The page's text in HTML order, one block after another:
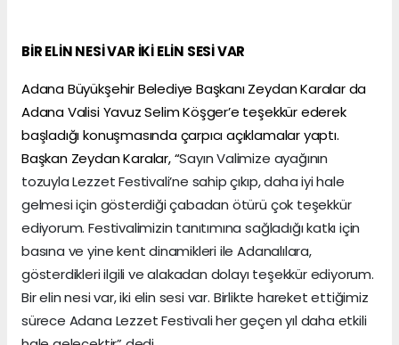
BİR ELİN NESİ VAR İKİ ELİN SESİ VAR
Adana Büyükşehir Belediye Başkanı Zeydan Karalar da
Adana Valisi Yavuz Selim Köşger’e teşekkür ederek
başladığı konuşmasında çarpıcı açıklamalar yaptı.
Başkan Zeydan Karalar, “Sayın Valimize ayağının
tozuyla Lezzet Festivali’ne sahip çıkıp, daha iyi hale
gelmesi için gösterdiği çabadan ötürü çok teşekkür
ediyorum. Festivalimizin tanıtımına sağladığı katkı için
basına ve yine kent dinamikleri ile Adanalılara,
gösterdikleri ilgili ve alakadan dolayı teşekkür ediyorum.
Bir elin nesi var, iki elin sesi var. Birlikte hareket ettiğimiz
sürece Adana Lezzet Festivali her geçen yıl daha etkili